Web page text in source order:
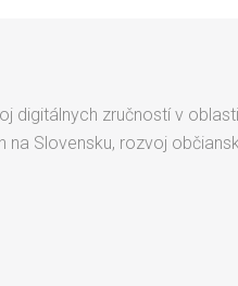
zručností v
Slovensku, rozvoj